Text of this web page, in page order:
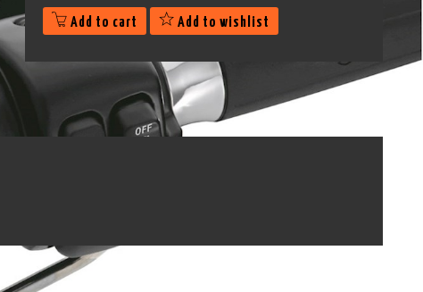
Add to cart Add to wishlist